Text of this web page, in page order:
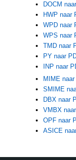
DOCM
HWP naar
WPD naar
WPS naar
TMD naar
PY naar
INP naar
MIME
SMIME
DBX naar
VMBX
OPF naar
ASICE